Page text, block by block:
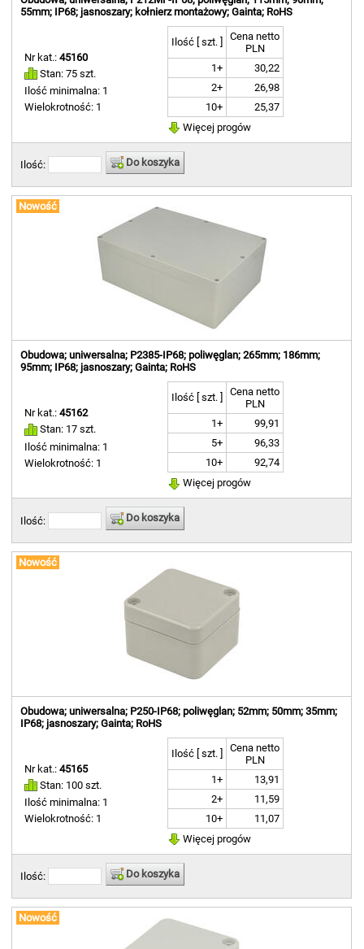
55mm; IP68; jasnoszary; kołnierz montażowy; Gainta; RoHS
Nr kat.:45160
Stan: 75 szt.
Ilość minimalna: 1
Wielokrotność: 1
Ilość [ szt. ]
Cena netto
PLN
1+
30,22
2+
26,98
10+
25,37
Więcej progów
Ilość: Do koszyka
Nowość
Obudowa; uniwersalna; P2385-IP68; poliwęglan; 265mm; 186mm;
95mm; IP68; jasnoszary; Gainta; RoHS
Nr kat.:45162
Stan: 17 szt.
Ilość minimalna: 1
Wielokrotność: 1
Ilość [ szt. ]
Cena netto
PLN
1+
99,91
5+
96,33
10+
92,74
Więcej progów
Ilość: Do koszyka
Nowość
Obudowa; uniwersalna; P250-IP68; poliwęglan; 52mm; 50mm; 35mm;
IP68; jasnoszary; Gainta; RoHS
Nr kat.:45165
Stan: 100 szt.
Ilość minimalna: 1
Wielokrotność: 1
Ilość [ szt. ]
Cena netto
PLN
1+
13,91
2+
11,59
10+
11,07
Więcej progów
Ilość: Do koszyka
Nowość